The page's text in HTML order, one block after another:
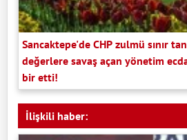
Sancaktepe'de CHP zulmü sınır
değerlere savaş açan yönetim
bir etti!
İlişkili haber: